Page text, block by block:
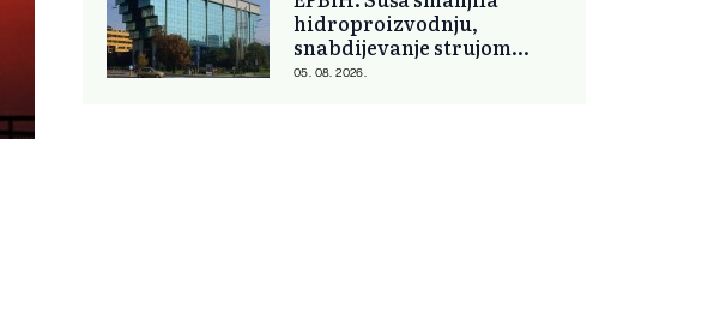
hidroproizvodnju,
snabdijevanje strujom
ostaje stabilno
05. 08. 2026.